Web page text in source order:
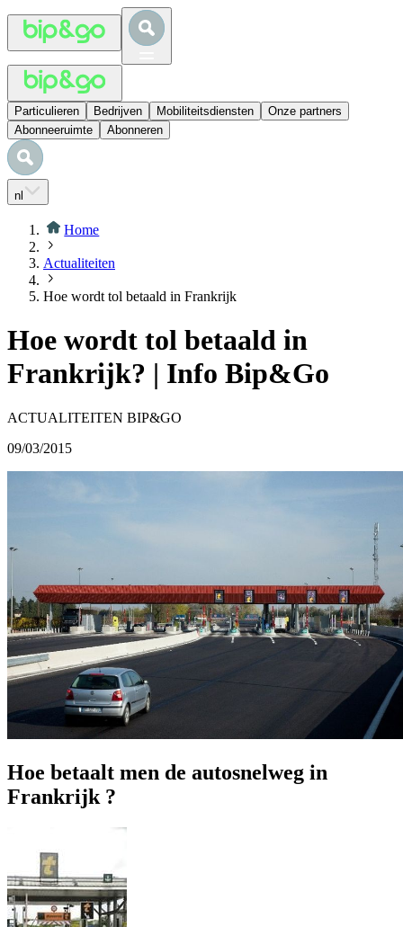
Particulieren Bedrijven Mobiliteitsdiensten
Onze partners
Abonneeruimte
Abonneren
nl
Home
Actualiteiten
Hoe wordt tol betaald in Frankrijk
Hoe wordt tol betaald in
Frankrijk? | Info Bip&Go
ACTUALITEITEN BIP&GO
09/03/2015
Hoe betaalt men de autosnelweg in
Frankrijk ?